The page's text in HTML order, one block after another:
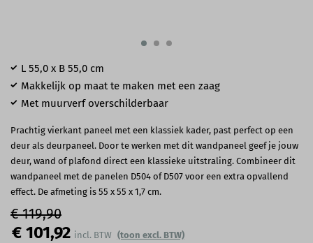
€ 119,90
€ 101,92 (toon excl. BTW)
L 55,0 x B 55,0 cm
Makkelijk op maat te maken met een zaag
Met muurverf overschilderbaar
Prachtig vierkant paneel met een klassiek kader, past perfect op een
deur als deurpaneel. Door te werken met dit wandpaneel geef je jouw
deur, wand of plafond direct een klassieke uitstraling. Combineer dit
wandpaneel met de panelen D504 of D507 voor een extra opvallend
effect. De afmeting is 55 x 55 x 1,7 cm.